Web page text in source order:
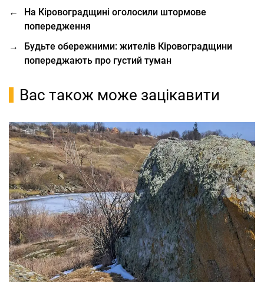
←
На Кіровоградщині оголосили штормове
попередження
→
Будьте обережними: жителів Кіровоградщини
попереджають про густий туман
Вас також може зацікавити